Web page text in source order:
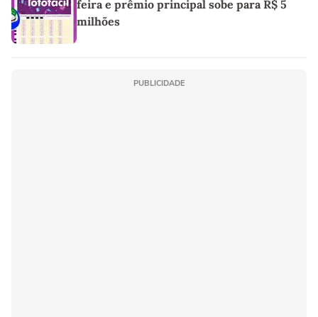
feira e prêmio principal sobe para R$ 5
milhões
PUBLICIDADE